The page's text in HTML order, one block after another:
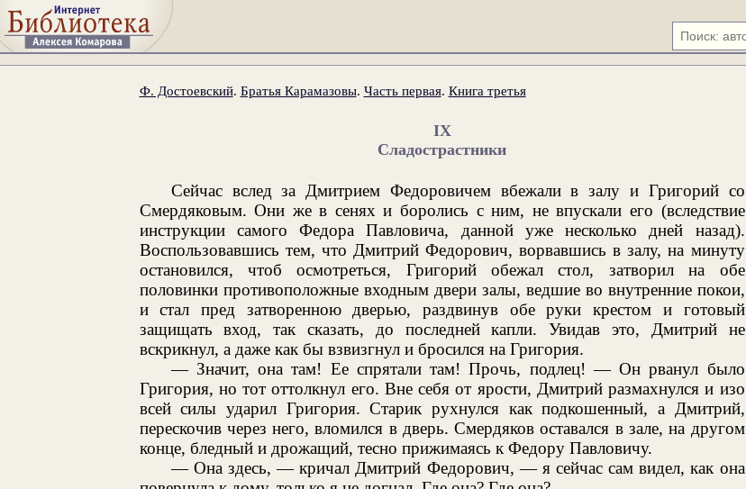
Ф. Достоевский. Братья Карамазовы. Часть первая. Книга третья
IX
Сладострастники
Сейчас вслед за Дмитрием Федоровичем вбежали в залу и Григорий со
Смердяковым. Они же в сенях и боролись с ним, не впускали его (вследствие
инструкции самого Федора Павловича, данной уже несколько дней назад).
Воспользовавшись тем, что Дмитрий Федорович, ворвавшись в залу, на минуту
остановился, чтоб осмотреться, Григорий обежал стол, затворил на обе
половинки противоположные входным двери залы, ведшие во внутренние покои,
и стал пред затворенною дверью, раздвинув обе руки крестом и готовый
защищать вход, так сказать, до последней капли. Увидав это, Дмитрий не
вскрикнул, а даже как бы взвизгнул и бросился на Григория.
— Значит, она там! Ее спрятали там! Прочь, подлец! — Он рванул было
Григория, но тот оттолкнул его. Вне себя от ярости, Дмитрий размахнулся и изо
всей силы ударил Григория. Старик рухнулся как подкошенный, а Дмитрий,
перескочив через него, вломился в дверь. Смердяков оставался в зале, на другом
конце, бледный и дрожащий, тесно прижимаясь к Федору Павловичу.
— Она здесь, — кричал Дмитрий Федорович, — я сейчас сам видел, как она